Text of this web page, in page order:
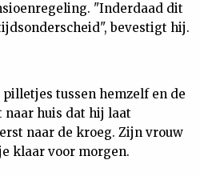
"Inderdaad dit
bevestigt hij.
tussen hemzelf en de
huis dat hij laat
naar de kroeg. Zijn vrouw
klaar voor morgen.